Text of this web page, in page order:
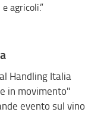
agricoli.”
Handling Italia
in movimento"
evento sul vino